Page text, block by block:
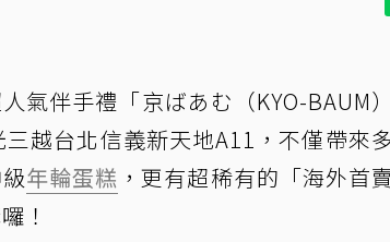
氣伴手禮「京ばあむ（KYO-BAUM
越台北信義新天地A11，不僅帶來
年輪蛋糕 ，更有超稀有的「海外首
！